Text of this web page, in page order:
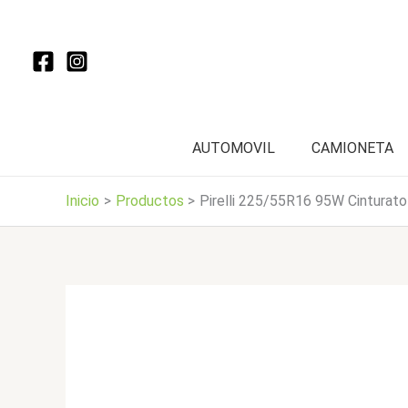
contenido
AUTOMOVIL CAMIONETA
Inicio Productos Pirelli 225/55R16 95W